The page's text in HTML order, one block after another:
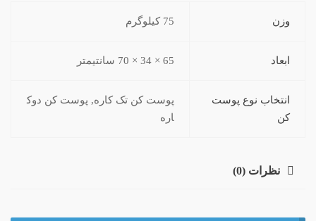
وزن 75 کیلوگرم
ابعاد 65 × 34 × 70 سانتیمتر
انتخاب نوع پوست
کن
پوست کن تک کاره, پوست کن دوک
اره
نظرات (0)